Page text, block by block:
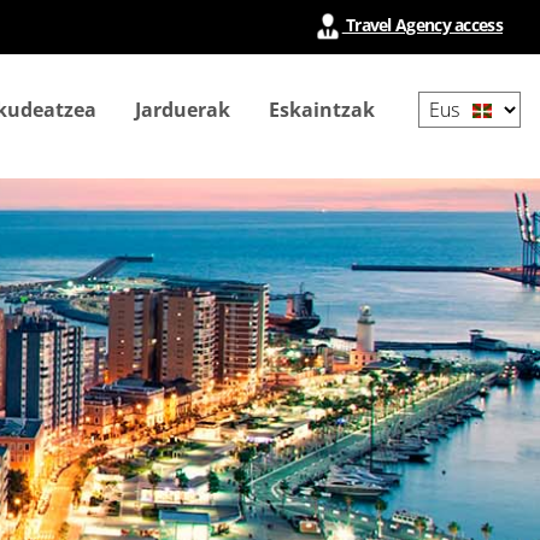
Travel Agency access
Jarduerak Eskaintzak
your